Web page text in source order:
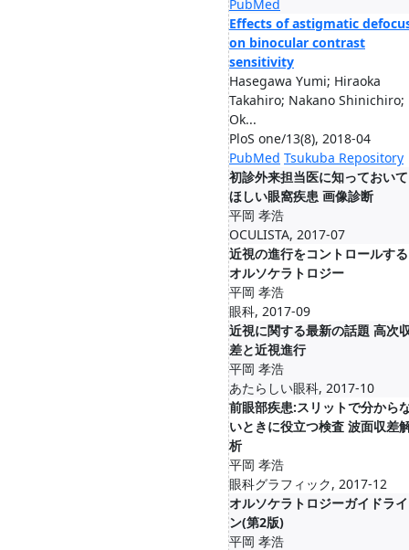
PubMed
Effects of astigmatic
on binocular contrast
sensitivity
Hasegawa Yumi; Hiraoka
Takahiro; Nakano Shinichiro;
Ok...
PloS one/13(8), 2018-04
PubMed Tsukuba Repository
初診外来担当医に知っておいて
ほしい眼窩疾患 画像診断
平岡 孝浩
OCULISTA, 2017-07
近視の進行をコントロールする
オルソケラトロジー
平岡 孝浩
眼科, 2017-09
近視に関する最新の話題 高次
差と近視進行
平岡 孝浩
あたらしい眼科, 2017-10
前眼部疾患:スリットで分から
いときに役立つ検査 波面収差
析
平岡 孝浩
眼科グラフィック, 2017-12
オルソケラトロジーガイドライ
ン(第2版)
平岡 孝浩